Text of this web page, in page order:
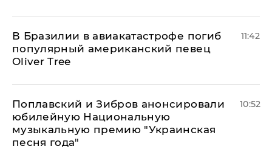
В Бразилии в авиакатастрофе погиб
популярный американский певец
Oliver Tree
11:42
Поплавский и Зибров анонсировали
юбилейную Национальную
музыкальную премию "Украинская
песня года"
10:52